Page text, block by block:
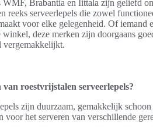
WMF, Brabantia en Iittala zijn geliefd
reeks serveerlepels die zowel
voor elke gelegenheid. Of iemand
deze merken zijn doorgaans
vergemakkelijkt.
roestvrijstalen serveerlepels?
zijn duurzaam, gemakkelijk
voor het serveren van verschillende